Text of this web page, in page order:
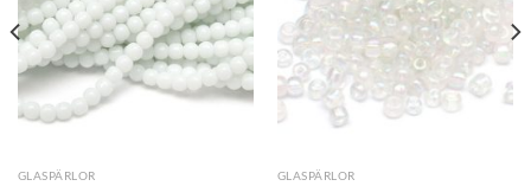
GLASPÄRLOR GLASPÄRLOR